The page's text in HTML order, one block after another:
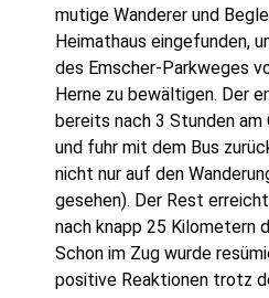
mutige Wanderer und
Heimathaus eingefunden,
des Emscher-Parkweges
Herne zu bewältigen. Der
bereits nach 3 Stunden
und fuhr mit dem Bus
nicht nur auf den
gesehen). Der Rest
nach knapp 25 Kilometern
Schon im Zug wurde
positive Reaktionen trotz